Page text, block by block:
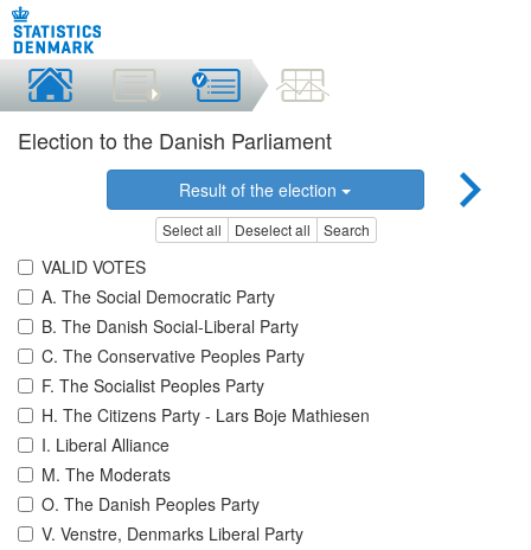
Election to the Danish Parliament
Result of the election
Select all Deselect all Search
VALID VOTES
A. The Social Democratic Party
B. The Danish Social-Liberal Party
C. The Conservative Peoples Party
F. The Socialist Peoples Party
H. The Citizens Party - Lars Boje Mathiesen
I. Liberal Alliance
M. The Moderats
O. The Danish Peoples Party
V. Venstre, Denmarks Liberal Party